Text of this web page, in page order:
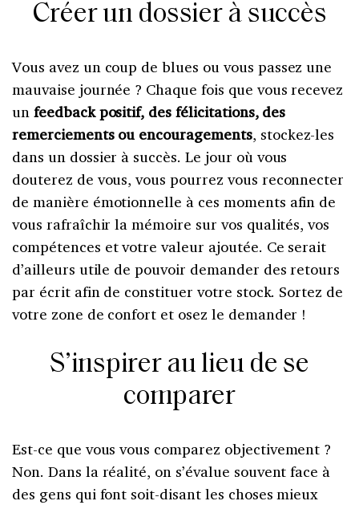
Créer un dossier à succès
Vous avez un coup de blues ou vous passez une
mauvaise journée ? Chaque fois que vous recevez
un feedback positif, des félicitations, des
remerciements ou encouragements, stockez-les
dans un dossier à succès. Le jour où vous
douterez de vous, vous pourrez vous reconnecter
de manière émotionnelle à ces moments afin de
vous rafraîchir la mémoire sur vos qualités, vos
compétences et votre valeur ajoutée. Ce serait
d’ailleurs utile de pouvoir demander des retours
par écrit afin de constituer votre stock. Sortez de
votre zone de confort et osez le demander !
S’inspirer au lieu de se
comparer
Est-ce que vous vous comparez objectivement ?
Non. Dans la réalité, on s’évalue souvent face à
des gens qui font soit-disant les choses mieux